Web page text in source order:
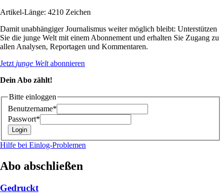
Artikel-Länge: 4210 Zeichen
Damit unabhängiger Journalismus weiter möglich bleibt: Unterstützen
Sie die junge Welt mit einem Abonnement und erhalten Sie Zugang zu
allen Analysen, Reportagen und Kommentaren.
Jetzt junge Weltabonnieren
Dein Abo zählt!
Bitte einloggen
Benutzername*
Passwort*
Hilfe bei Einlog-Problemen
Abo abschließen
Gedruckt